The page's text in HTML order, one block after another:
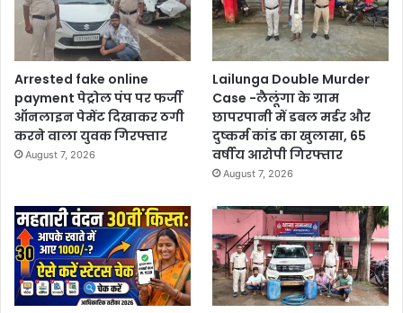
Arrested fake online
payment पेट्रोल पंप पर फर्जी
ऑनलाइन पेमेंट दिखाकर ठगी
करने वाला युवक गिरफ्तार
August 7, 2026
Lailunga Double Murder
Case -लैलूंगा के ग्राम
छापरपानी में डबल मर्डर और
दुष्कर्म कांड का खुलासा, 65
वर्षीय आरोपी गिरफ्तार
August 7, 2026